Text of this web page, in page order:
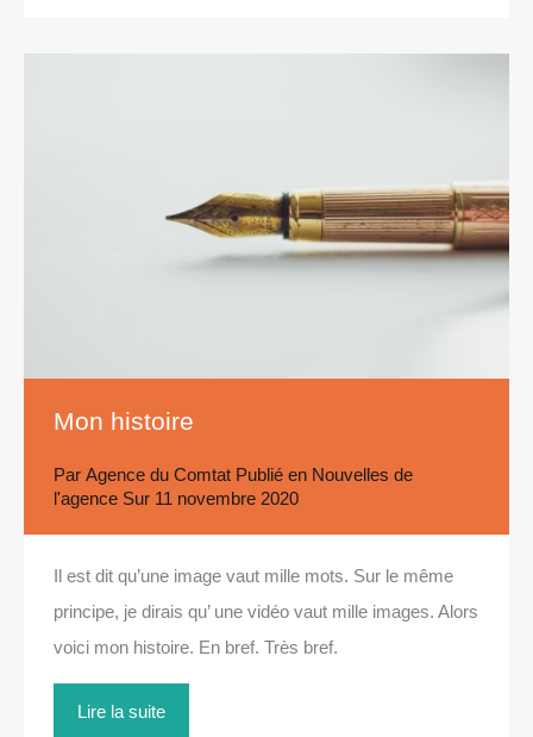
Mon histoire
Par Agence du Comtat Publié en Nouvelles de
l'agence Sur 11 novembre 2020
Il est dit qu’une image vaut mille mots. Sur le même
principe, je dirais qu’ une vidéo vaut mille images. Alors
voici mon histoire. En bref. Très bref.
Lire la suite